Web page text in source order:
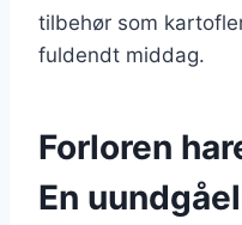
tilbehør som
fuldendt middag.
Forloren
En